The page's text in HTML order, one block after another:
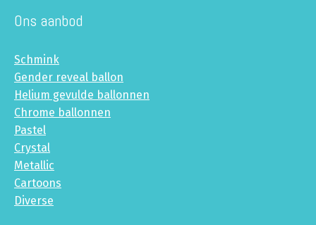
Ons aanbod
Schmink
Gender reveal ballon
Helium gevulde ballonnen
Chrome ballonnen
Pastel
Crystal
Metallic
Cartoons
Diverse